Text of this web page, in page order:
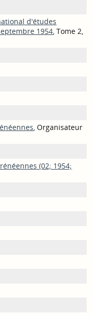
d'études
1954, Tome 2,
, Organisateur
(02; 1954;